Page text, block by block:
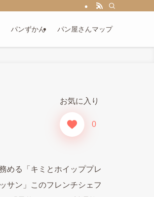
パンずかん パン屋さんマップ
お気に入り
0
める「キミとホイッププレ
サン」このフレンチシェフ